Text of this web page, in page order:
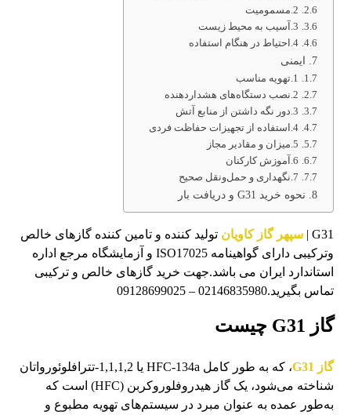
2.مسمومیت
3.آسیب به محیط زیست
4.احتیاط در هنگام استفاده
ایمنی
1.تهویه مناسب
2.نصب دستگاه‌های هشداردهنده
3.دور نگه داشتن از منابع آتش
4.استفاده از تجهیزات حفاظت فردی
5.میزان و مقادیر مجاز
6.آموزش کارکنان
7.نگهداری و حمل‌ونقل صحیح
نحوه خرید G31 و دریافت بار
G31 | سپهر گاز کاویان تولید کننده و تامین کننده گازهای خالص
وترکیبی دارای گواهینامه ISO17025 و آزمایشگاه مرجع اداره
استاندارد ایران می باشد.جهت خرید گازهای خالص و ترکیبی
تماس بگیرید.02146835980 – 09128699025
گاز G31 چیست
گاز G31
، که به طور کامل HFC-134a یا 1,1,1,2-تترافلوئورواتان
شناخته می‌شود، یک گاز هیدروفلوروکربن (HFC) است که
به‌طور عمده به عنوان مبرد در سیستم‌های تهویه مطبوع و